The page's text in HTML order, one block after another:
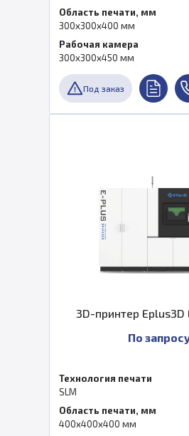
Область печати, мм
300х300х400 мм
Рабочая камера
300х300х450 мм
Под заказ
3D-принтер Eplus3D
По
Технология печати
SLM
Область печати, мм
400x400x400 мм